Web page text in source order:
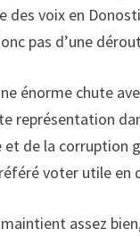
des voix en
pas d’une
énorme chute
représentation
de la corruption
voter utile en
maintient assez